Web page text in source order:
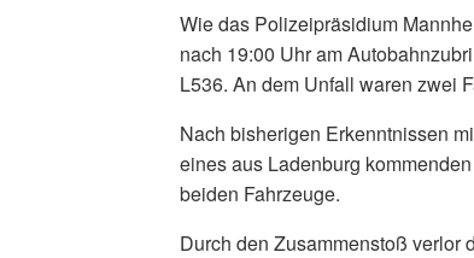
Wie das Polizeipräsidium
nach 19:00 Uhr am
L536. An dem Unfall waren zwei
Nach bisherigen Erkenntnissen
eines aus Ladenburg
beiden Fahrzeuge.
Durch den Zusammenstoß verlor